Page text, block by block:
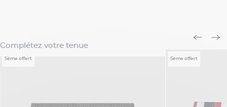
Complétez votre tenue
5ème offert 5ème offert